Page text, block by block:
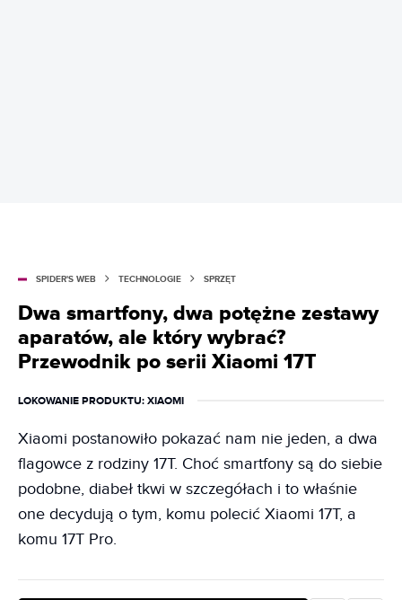
SPIDER'S WEB TECHNOLOGIE SPRZĘT
Dwa smartfony, dwa potężne zestawy
aparatów, ale który wybrać?
Przewodnik po serii Xiaomi 17T
LOKOWANIE PRODUKTU: XIAOMI
Xiaomi postanowiło pokazać nam nie jeden, a dwa
flagowce z rodziny 17T. Choć smartfony są do siebie
podobne, diabeł tkwi w szczegółach i to właśnie
one decydują o tym, komu polecić Xiaomi 17T, a
komu 17T Pro.